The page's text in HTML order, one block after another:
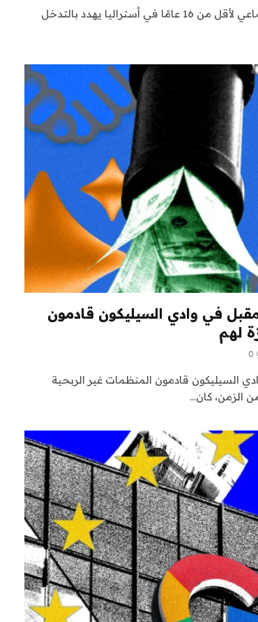
يقول X إن حظر وسائل التواصل الاجتماعي لأقل من 16 عامًا في أستراليا يهدد بالتدخل
في وادي السيليكون قادمون
لهم
0
السيليكون قادمون المنظمات غير الربحية
الزمن، كان…